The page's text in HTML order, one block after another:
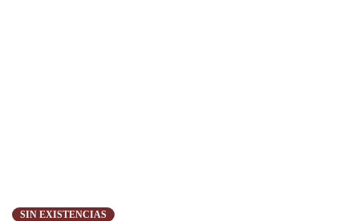
SIN EXISTENCIAS